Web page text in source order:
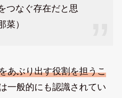
つなぐ存在だと思
菜）
あぶり出す役割を担うこ
一般的にも認識されてい